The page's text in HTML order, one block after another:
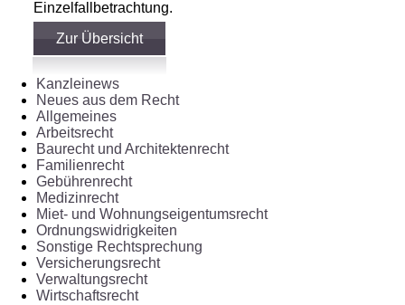
Einzelfallbetrachtung.
Zur Übersicht
Kanzleinews
Neues aus dem Recht
Allgemeines
Arbeitsrecht
Baurecht und Architektenrecht
Familienrecht
Gebührenrecht
Medizinrecht
Miet- und Wohnungseigentumsrecht
Ordnungswidrigkeiten
Sonstige Rechtsprechung
Versicherungsrecht
Verwaltungsrecht
Wirtschaftsrecht